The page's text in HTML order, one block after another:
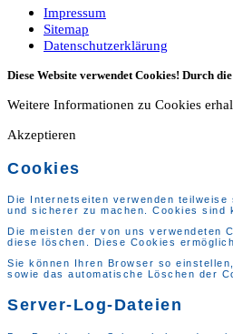
Impressum
Sitemap
Datenschutzerklärung
Diese Website verwendet Cookies! Durch
Weitere Informationen zu Cookies
Akzeptieren
Cookies
Die Internetseiten verwenden
und sicherer zu machen. Cookies sind
Die meisten der von uns verwendeten
diese löschen. Diese Cookies
Sie können Ihren Browser so
sowie das automatische Löschen der
Server-Log-Dateien